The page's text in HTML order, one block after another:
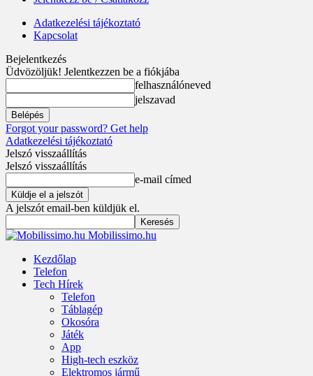
Adatkezelési tájékoztató
Kapcsolat
Bejelentkezés
Üdvözöljük! Jelentkezzen be a fiókjába
felhasználóneved
jelszavad
Forgot your password? Get help
Adatkezelési tájékoztató
Jelszó visszaállítás
Jelszó visszaállítás
e-mail címed
A jelszót email-ben küldjük el.
Mobilissimo.hu
Kezdőlap
Telefon
Tech Hírek
Telefon
Táblagép
Okosóra
Játék
App
High-tech eszköz
Elektromos jármű